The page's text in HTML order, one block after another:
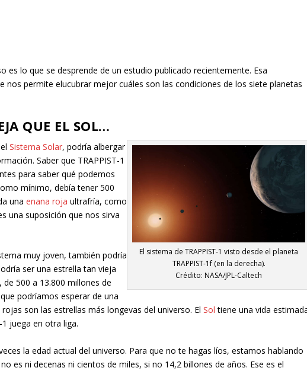
es lo que se desprende de un estudio publicado recientemente. Esa
permite elucubrar mejor cuáles son las condiciones de los siete planetas
QUE EL SOL…
El sistema de TRAPPIST-1 visto desde el planeta
TRAPPIST-1f (en la derecha).
Crédito: NASA/JPL-Caltech
Sistema Solar, podría albergar
Saber que TRAPPIST-1
para saber qué podemos
mínimo, debía tener 500
unaenana roja ultrafría, como
una suposición que nos sirva
muy joven, también podría
ser una estrella tan vieja
500 a 13.800 millones de
podríamos esperar de una
son las estrellas más longevas del universo. ElSol tiene una vida
juega en otra liga.
la edad actual del universo. Para que no te hagas líos, estamos hablando
es ni decenas ni cientos de miles, si no 14,2 billones de años. Ese es el